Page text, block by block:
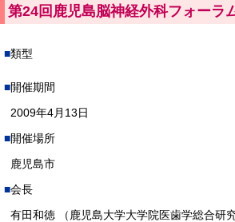
第24回鹿児島脳神経外科フォーラ
類型
開催期間
2009年4月13日
開催場所
鹿児島市
会長
有田和徳 （鹿児島大学大学院医歯学総合研